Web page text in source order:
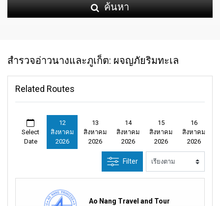
ค้นหา
สำรวจอ่าวนางและภูเก็ต: ผจญภัยริมทะเล
Related Routes
Select
Date
12
สิงหาคม
2026
13
สิงหาคม
2026
14
สิงหาคม
2026
15
สิงหาคม
2026
16
สิงหาคม
2026
Filter
Ao Nang Travel and Tour